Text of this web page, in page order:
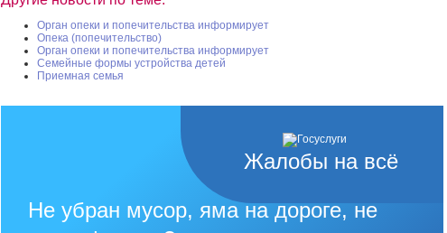
Орган опеки и попечительства информирует
Опека (попечительство)
Орган опеки и попечительства информирует
Семейные формы устройства детей
Приемная семья
Жалобы на всё
Не убран мусор, яма на дороге, не